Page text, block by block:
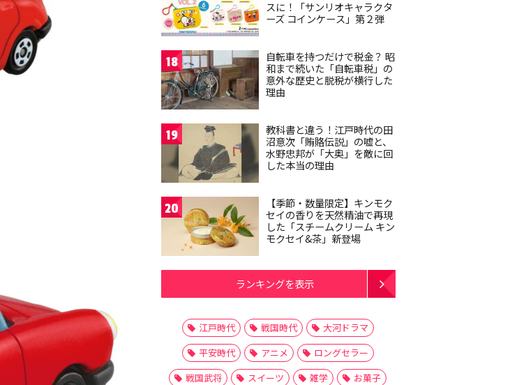
スに！「サンリオキャラクタ
ーズ コインケース」第２弾
18
自転車を持つだけで税金？ 昭
和まで続いた「自転車税」の
意外な歴史と脱税が横行した
理由
19
教科書と違う！江戸時代の田
沼意次「賄賂伝説」の嘘と、
水野忠邦が「大奥」を敵に回
した本当の理由
20
【季節・数量限定】キンモク
セイの香りを天然精油で再現
した「スチームクリーム キン
モクセイ&茶」新登場
ランキングを表示
江戸時代 戦国時代
大河ドラマ
平安時代
アニメ
ロングセラー
戦国武将
スイーツ 雑学
お菓子